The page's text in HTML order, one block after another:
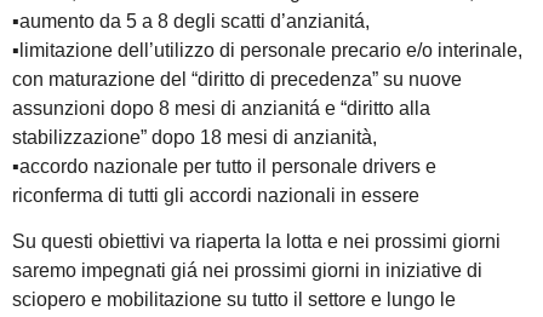
▪️aumento da 5 a 8 degli scatti d’anzianitá,
▪️limitazione dell’utilizzo di personale precario e/o interinale,
con maturazione del “diritto di precedenza” su nuove
assunzioni dopo 8 mesi di anzianitá e “diritto alla
stabilizzazione” dopo 18 mesi di anzianità,
▪️accordo nazionale per tutto il personale drivers e
riconferma di tutti gli accordi nazionali in essere
Su questi obiettivi va riaperta la lotta e nei prossimi giorni
saremo impegnati giá nei prossimi giorni in iniziative di
sciopero e mobilitazione su tutto il settore e lungo le